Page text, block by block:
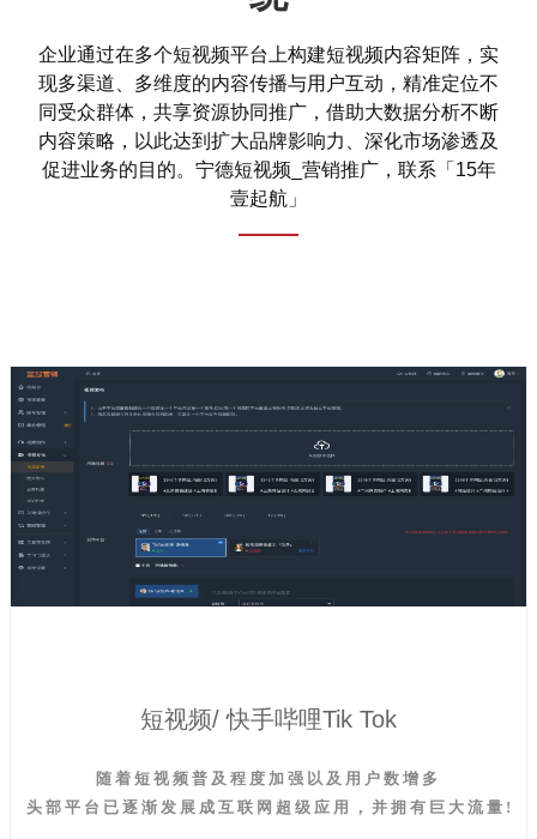
企业通过在多个短视频平台上构建短视频内容矩阵，实
现多渠道、多维度的内容传播与用户互动，精准定位不
同受众群体，共享资源协同推广，借助大数据分析不断
内容策略，以此达到扩大品牌影响力、深化市场渗透及
促进业务的目的。宁德短视频_营销推广，联系「15年
壹起航」
短视频/ 快手哔哩Tik Tok
随 着 短 视 频 普 及 程 度 加 强 以 及 用 户 数 增 多
头 部 平 台 已 逐 渐 发 展 成 互 联 网 超 级 应 用 ， 并 拥 有 巨 大 流 量 !